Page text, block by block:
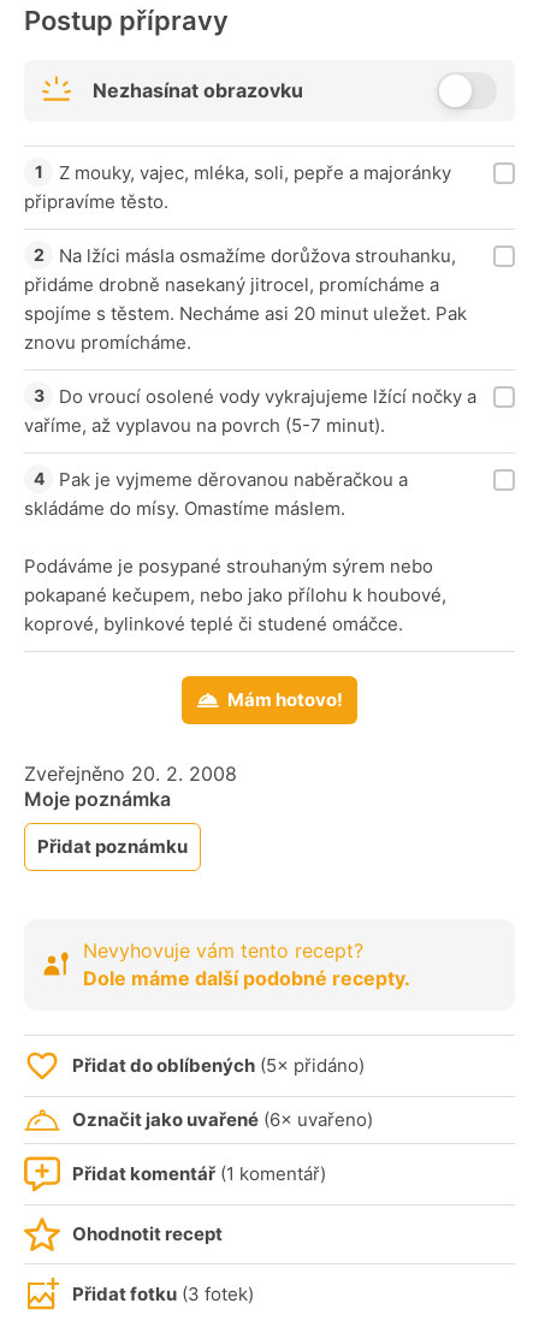
Postup přípravy
Nezhasínat obrazovku
Z mouky, vajec, mléka, soli, pepře a majoránky
připravíme těsto.
Na lžíci másla osmažíme dorůžova strouhanku,
přidáme drobně nasekaný jitrocel, promícháme a
spojíme s těstem. Necháme asi 20 minut uležet. Pak
znovu promícháme.
Do vroucí osolené vody vykrajujeme lžící nočky a
vaříme, až vyplavou na povrch (5-7 minut).
Pak je vyjmeme děrovanou naběračkou a
skládáme do mísy. Omastíme máslem.
Podáváme je posypané strouhaným sýrem nebo
pokapané kečupem, nebo jako přílohu k houbové,
koprové, bylinkové teplé či studené omáčce.
Mám hotovo!
Zveřejněno 20. 2. 2008
Moje poznámka
Přidat poznámku
Nevyhovuje vám tento recept?
Dole máme další podobné recepty.
Přidat do oblíbených (5× přidáno)
Označit jako uvařené (6× uvařeno)
Přidat komentář (1 komentář)
Ohodnotit recept
Přidat fotku (3 fotek)